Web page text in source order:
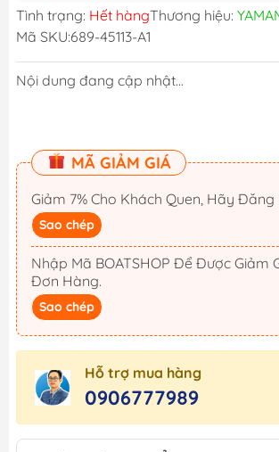
Tình trạng: Hết hàngThương hiệu:
Mã SKU:689-45113-A1
Nội dung đang cập nhật...
MÃ GIẢM GIÁ
Giảm 7% Cho Khách Quen, Hãy
Sao chép
Nhập Mã BOATSHOP Để Được Giảm
Đơn Hàng.
Sao chép
Hỗ trợ mua hàng
0906777989